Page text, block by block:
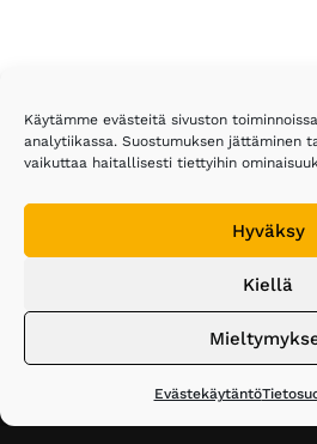
Käytämme evästeitä sivuston
analytiikassa. Suostumuksen jättäminen
vaikuttaa haitallisesti tiettyihin
Hyväksy
Kiellä
Evästekäytäntö
Footer
Malmin
00700
Puh. 020 743